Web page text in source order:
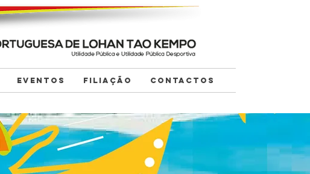
EVENTOS FILIAÇÃO CONTACTOS